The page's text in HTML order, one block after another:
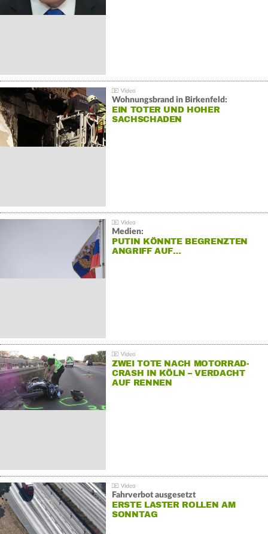
Wohnungsbrand in Birkenfeld:
EIN TOTER UND HOHER
SACHSCHADEN
Medien:
PUTIN KÖNNTE BEGRENZTEN
ANGRIFF AUF…
ZWEI TOTE NACH MOTORRAD-
CRASH IN KÖLN – VERDACHT
AUF RENNEN
Fahrverbot ausgesetzt
ERSTE LASTER ROLLEN AM
SONNTAG